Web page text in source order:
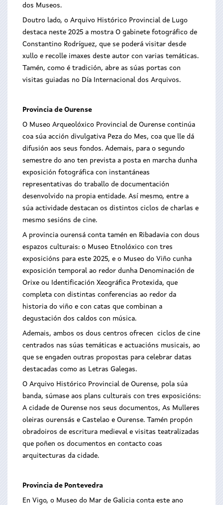
dos Museos.
Doutro lado, o Arquivo Histórico Provincial de Lugo
destaca neste 2025 a mostra O gabinete fotográfico de
Constantino Rodríguez, que se poderá visitar desde
xullo e recolle imaxes deste autor con varias temáticas.
Tamén, como é tradición, abre as súas portas con
visitas guiadas no Día Internacional dos Arquivos.
Provincia de Ourense
O Museo Arqueolóxico Provincial de Ourense continúa
coa súa acción divulgativa Peza do Mes, coa que lle dá
difusión aos seus fondos. Ademais, para o segundo
semestre do ano ten prevista a posta en marcha dunha
exposición fotográfica con instantáneas
representativas do traballo de documentación
desenvolvido na propia entidade. Así mesmo, entre a
súa actividade destacan os distintos ciclos de charlas e
mesmo sesións de cine.
A provincia ourensá conta tamén en Ribadavia con dous
espazos culturais: o Museo Etnolóxico con tres
exposicións para este 2025, e o Museo do Viño cunha
exposición temporal ao redor dunha Denominación de
Orixe ou Identificación Xeográfica Protexida, que
completa con distintas conferencias ao redor da
historia do viño e con catas que combinan a
degustación dos caldos con música.
Ademais, ambos os dous centros ofrecen ciclos de cine
centrados nas súas temáticas e actuacións musicais, ao
que se engaden outras propostas para celebrar datas
destacadas como as Letras Galegas.
O Arquivo Histórico Provincial de Ourense, pola súa
banda, súmase aos plans culturais con tres exposicións:
A cidade de Ourense nos seus documentos, As Mulleres
oleiras ourensás e Castelao e Ourense. Tamén propón
obradoiros de escritura medieval e visitas teatralizadas
que poñen os documentos en contacto coas
arquitecturas da cidade.
Provincia de Pontevedra
En Vigo, o Museo do Mar de Galicia conta este ano